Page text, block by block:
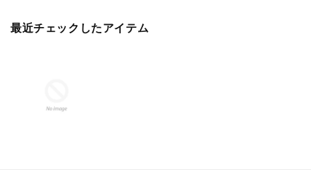
最近チェックしたアイテム